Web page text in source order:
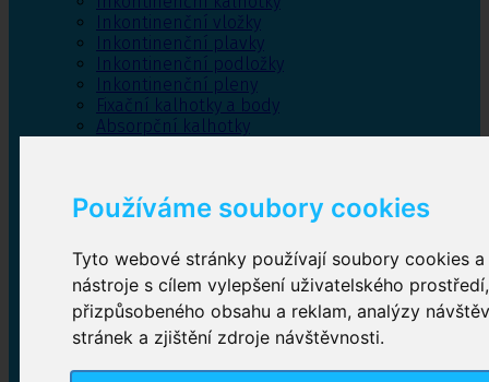
Používáme soubory cookies
Tyto webové stránky používají soubory cookies
nástroje s cílem vylepšení uživatelského
přizpůsobeného obsahu a reklam, analýzy
stránek a zjištění zdroje návštěvnosti.
Inkontinenční vložky
Inkontinenční plavky
Inkontinenční podložky
Inkontinenční pleny
Fixační kalhotky a body
Absorpční kalhotky
Inkontinenční kalhotky
Plenkové kalhotky navlékací,Plenkové kalhotky
zalepovací,Inkontinenční kalhotky dámské